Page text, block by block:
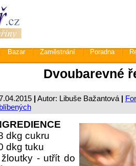
Bazar Zaměstnání Poradna
Dvoubarevné
| Autor: Libuše Bažantová |
dkg cukru
dkg tuku
- utřít do